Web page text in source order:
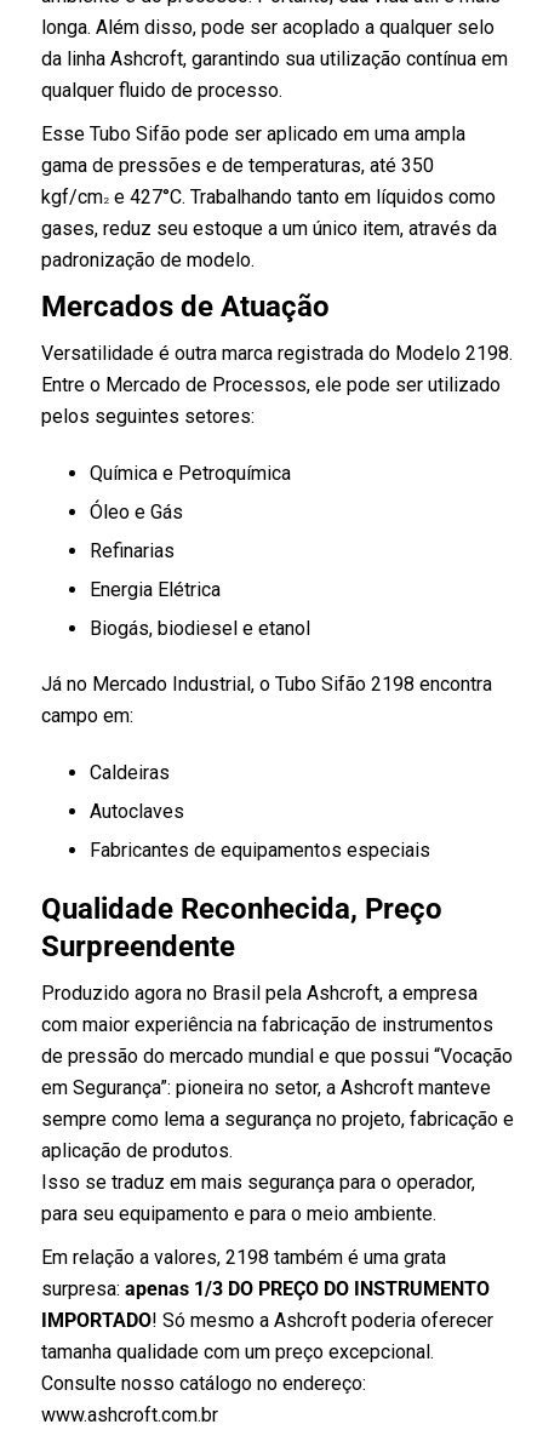
longa. Além disso, pode ser acoplado a qualquer selo
da linha Ashcroft, garantindo sua utilização contínua em
qualquer fluido de processo.
Esse Tubo Sifão pode ser aplicado em uma ampla
gama de pressões e de temperaturas, até 350
kgf/cm2 e 427°C. Trabalhando tanto em líquidos como
gases, reduz seu estoque a um único item, através da
padronização de modelo.
Mercados de Atuação
Versatilidade é outra marca registrada do Modelo 2198.
Entre o Mercado de Processos, ele pode ser utilizado
pelos seguintes setores:
Química e Petroquímica
Óleo e Gás
Refinarias
Energia Elétrica
Biogás, biodiesel e etanol
Já no Mercado Industrial, o Tubo Sifão 2198 encontra
campo em:
Caldeiras
Autoclaves
Fabricantes de equipamentos especiais
Qualidade Reconhecida, Preço
Surpreendente
Produzido agora no Brasil pela Ashcroft, a empresa
com maior experiência na fabricação de instrumentos
de pressão do mercado mundial e que possui “Vocação
em Segurança”: pioneira no setor, a Ashcroft manteve
sempre como lema a segurança no projeto, fabricação e
aplicação de produtos.
Isso se traduz em mais segurança para o operador,
para seu equipamento e para o meio ambiente.
Em relação a valores, 2198 também é uma grata
surpresa:apenas 1/3 DO PREÇO DO INSTRUMENTO
IMPORTADO! Só mesmo a Ashcroft poderia oferecer
tamanha qualidade com um preço excepcional.
Consulte nosso catálogo no endereço:
www.ashcroft.com.br